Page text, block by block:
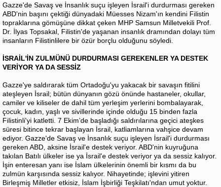
Gazze'de Savaş ve İnsanlık suçu işleyen İsrail'i durdurması gereken
ABD'nin başını çektiği dünyadaki Müesses Nizam'ın kendini Filistin
topraklarına gömüşüne dikkat çeken MHP Samsun Milletvekili Prof.
Dr. İlyas Topsakal, Filistin'de yaşanan insanlık dramından dolayı tüm
insanların Filistinlilere bir özür borçlu olduğunu söyledi.
İSRAİL'İN ZULMÜNÜ DURDURMASI GEREKENLER YA DESTEK
VERİYOR YA DA SESSİZ
Gazze'ye saldırarak tüm Ortadoğu'yu yakacak bir savaşın fitilini
ateşleyen İsrail; bütün dünyanın gözü önünde hastaneler, okullar,
camiler ve kiliseler de dahil tüm yerleşim yerlerini bombalayarak,
çocuk, kadın, yaşlı ve sivillerinde içinde olduğu 15 binden fazla
Filistinli'yi katletti. 7 Ekim’de başladığı saldırılarına geçici ateşkes
süresi bitince tekrar başlayan İsrail, katliamlarına vahşice devam
ediyor. Gazze'de Savaş ve İnsanlık suçu işleyen İsrail'i durdurması
gereken ABD, aksine İsrail'e destek veriyor. ABD'nin kuyruğuna
takılan Batılı ülkeler ise ya İsrail'e destek veriyor ya da sessiz kalıyor.
İşin enteresan yanı ise İslam ülkelerinin önemli bir kısmı da bu
zulmün karşısında sessiz kalıyor. Nihayetinde; işlevini yitiren
Birleşmiş Milletler etkisiz, İslam İşbirliği Teşkilatı'ndan umut yoktur.